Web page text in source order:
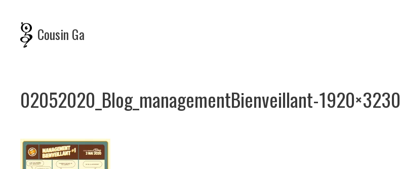
content
Cousin Ga
02052020_Blog_managementBienveillant-1920×3230